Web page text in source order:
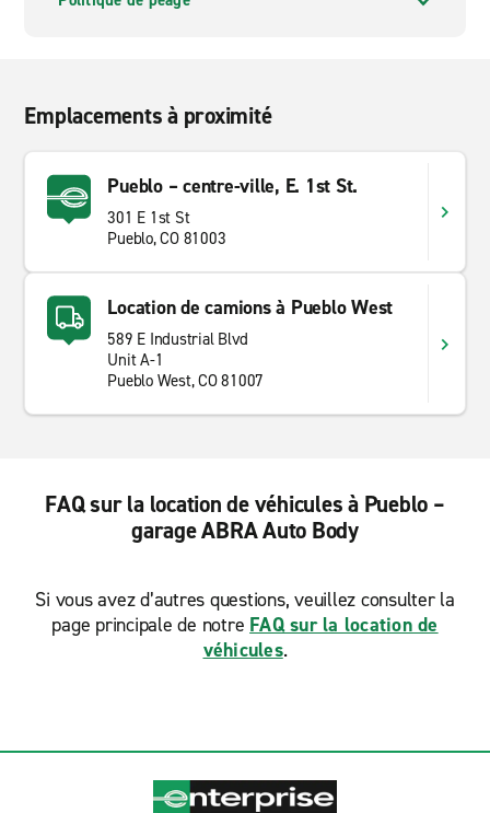
Emplacements à proximité
Pueblo – centre-ville, E. 1st St.
301 E 1st St
Pueblo, CO 81003
Location de camions à Pueblo West
589 E Industrial Blvd
Unit A-1
Pueblo West, CO 81007
FAQ sur la location de véhicules à Pueblo –
garage ABRA Auto Body
Si vous avez d’autres questions, veuillez consulter la
page principale de notre FAQ sur la location de
véhicules.